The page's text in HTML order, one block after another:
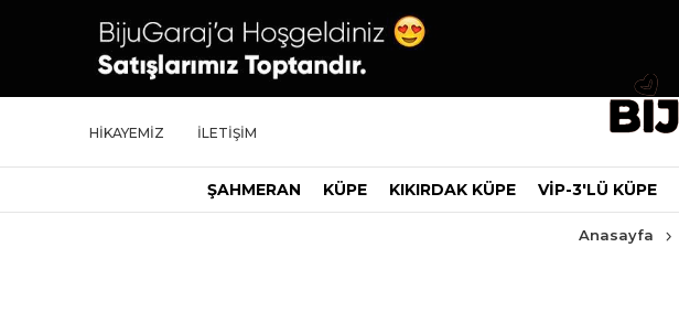
HİKAYEMİZ İLETİŞİM
ŞAHMERAN KÜPE KIKIRDAK KÜPE VİP-3'LÜ KÜPE
Anasayfa